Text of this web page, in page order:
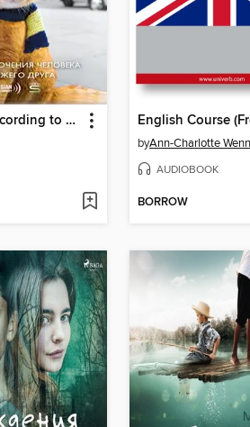
The World According to Bob
byAnn-Charlotte
AUDIOBOOK
BORROW